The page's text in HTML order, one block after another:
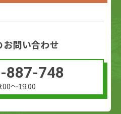
お問い合わせ
887-748
〜19:00